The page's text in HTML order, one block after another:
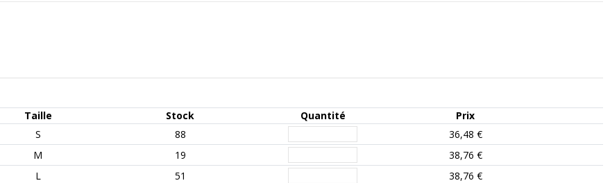
Taille Stock Quantité Prix
S 88 36,48 €
M 19 38,76 €
L 51 38,76 €